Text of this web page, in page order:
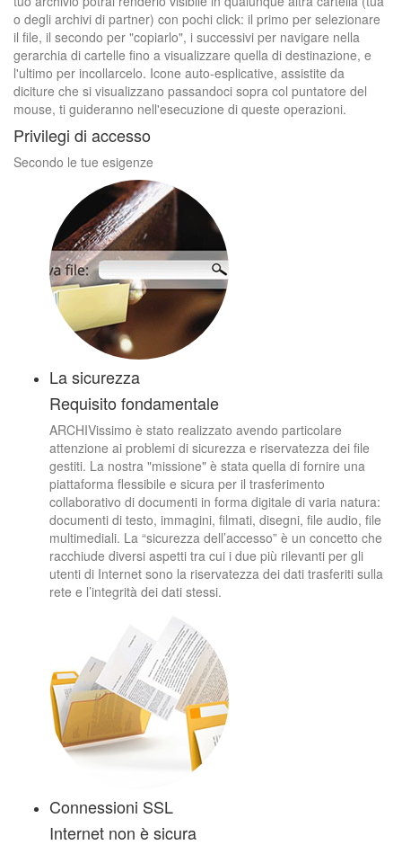
o degli archivi di partner) con pochi click: il primo per selezionare
il file, il secondo per "copiarlo", i successivi per navigare nella
gerarchia di cartelle fino a visualizzare quella di destinazione, e
l'ultimo per incollarcelo. Icone auto-esplicative, assistite da
diciture che si visualizzano passandoci sopra col puntatore del
mouse, ti guideranno nell'esecuzione di queste operazioni.
Privilegi di accesso
Secondo le tue esigenze
La sicurezza
Requisito fondamentale
ARCHIVissimo è stato realizzato avendo particolare
attenzione ai problemi di sicurezza e riservatezza dei file
gestiti. La nostra "missione" è stata quella di fornire una
piattaforma flessibile e sicura per il trasferimento
collaborativo di documenti in forma digitale di varia natura:
documenti di testo, immagini, filmati, disegni, file audio, file
multimediali. La “sicurezza dell’accesso” è un concetto che
racchiude diversi aspetti tra cui i due più rilevanti per gli
utenti di Internet sono la riservatezza dei dati trasferiti sulla
rete e l’integrità dei dati stessi.
Connessioni SSL
Internet non è sicura